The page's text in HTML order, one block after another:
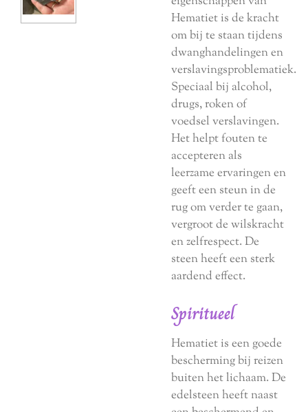
Hematiet is de kracht
om bij te staan tijdens
dwanghandelingen en
verslavingsproblematiek.
Speciaal bij alcohol,
drugs, roken of
voedsel verslavingen.
Het helpt fouten te
accepteren als
leerzame ervaringen en
geeft een steun in de
rug om verder te gaan,
vergroot de wilskracht
en zelfrespect. De
steen heeft een sterk
aardend effect.
Spiritueel
Hematiet is een goede
bescherming bij reizen
buiten het lichaam. De
edelsteen heeft naast